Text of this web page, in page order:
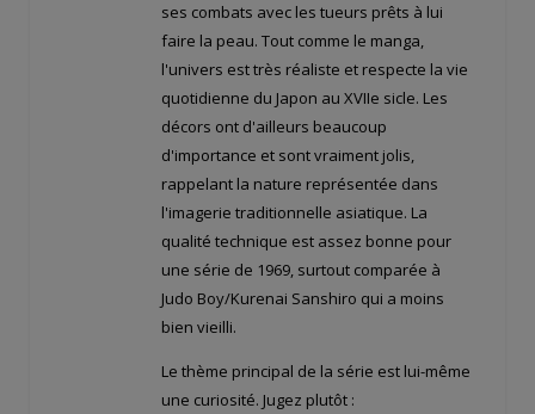
ses combats avec les tueurs prêts à lui
faire la peau. Tout comme le manga,
l'univers est très réaliste et respecte la vie
quotidienne du Japon au XVIIe sicle. Les
décors ont d'ailleurs beaucoup
d'importance et sont vraiment jolis,
rappelant la nature représentée dans
l'imagerie traditionnelle asiatique. La
qualité technique est assez bonne pour
une série de 1969, surtout comparée à
Judo Boy/Kurenai Sanshiro qui a moins
bien vieilli.
Le thème principal de la série est lui-même
une curiosité. Jugez plutôt :